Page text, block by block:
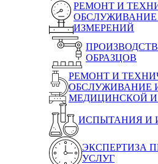
РЕМОНТ И
ОБСЛУЖИВАНИЕ
ИЗМЕРЕНИЙ
ОБРАЗЦОВ
РЕМОНТ И
ОБСЛУЖИВАНИЕ
МЕДИЦИНСКОЙ
ИСПЫТАНИЯ И
ЭКСПЕРТИЗА
УСЛУГ